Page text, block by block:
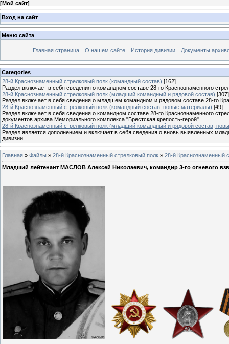
[Мой сайт]
Вход на сайт
Меню сайта
Главная страница О нашем сайте История дивизии Документы
Categories
28-й Краснознаменный стрелковый полк (командный состав) [162]
Раздел включает в себя сведения о командном составе 28-го Краснознаменного
28-й Краснознаменный стрелковый полк (младший командный и рядовой состав) [307]
Раздел включает в себя сведения о младшем командном и рядовом составе 28-го
28-й Краснознаменный стрелковый полк (командный состав, новые материалы) [49]
Раздел включает в себя сведения о командном составе 28-го Краснознаменного
документов архива Мемориального комплекса "Брестская крепость-герой".
28-й Краснознаменный стрелковый полк (младший командный и рядовой состав,
Раздел является дополнением и включает в себя сведения о вновь выявленных
дивизии.
Главная » Файлы » 28-й Краснознаменный стрелковый полк » 28-й Краснознаменный
Младший лейтенант МАСЛОВ Алексей Николаевич, командир 3-го огневого